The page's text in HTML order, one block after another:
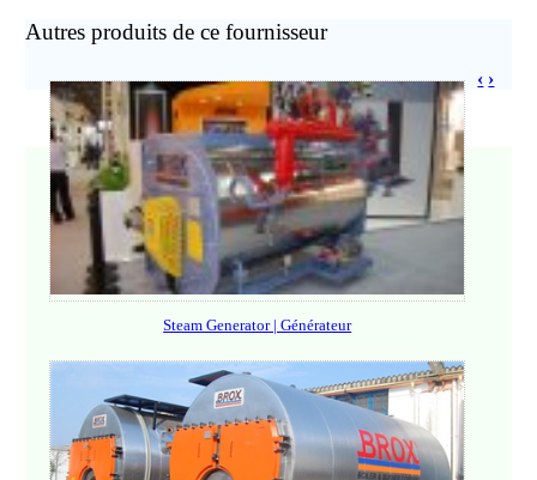
Autres produits de ce fournisseur
Steam Generator | Générateur
‹ ›